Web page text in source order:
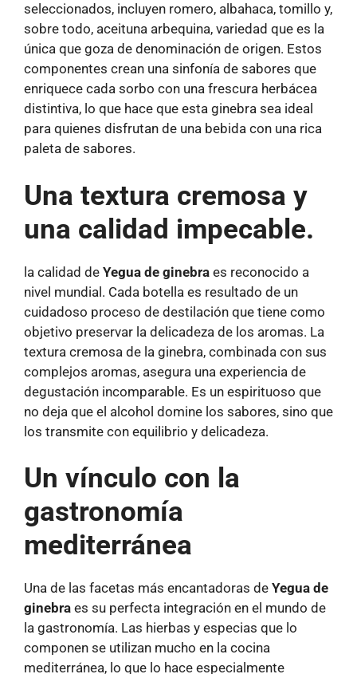
seleccionados, incluyen romero, albahaca, tomillo y,
sobre todo, aceituna arbequina, variedad que es la
única que goza de denominación de origen. Estos
componentes crean una sinfonía de sabores que
enriquece cada sorbo con una frescura herbácea
distintiva, lo que hace que esta ginebra sea ideal
para quienes disfrutan de una bebida con una rica
paleta de sabores.
Una textura cremosa y
una calidad impecable.
la calidad de Yegua de ginebra es reconocido a
nivel mundial. Cada botella es resultado de un
cuidadoso proceso de destilación que tiene como
objetivo preservar la delicadeza de los aromas. La
textura cremosa de la ginebra, combinada con sus
complejos aromas, asegura una experiencia de
degustación incomparable. Es un espirituoso que
no deja que el alcohol domine los sabores, sino que
los transmite con equilibrio y delicadeza.
Un vínculo con la
gastronomía
mediterránea
Una de las facetas más encantadoras de Yegua de
ginebra es su perfecta integración en el mundo de
la gastronomía. Las hierbas y especias que lo
componen se utilizan mucho en la cocina
mediterránea, lo que lo hace especialmente